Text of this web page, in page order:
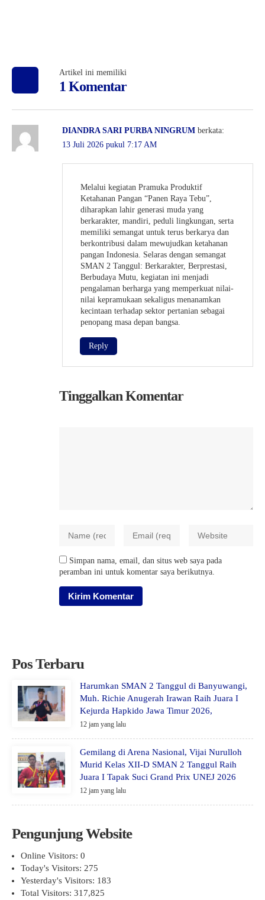
Artikel ini memiliki
1 Komentar
DIANDRA SARI PURBA NINGRUM berkata:
13 Juli 2026 pukul 7:17 AM
Melalui kegiatan Pramuka Produktif
Ketahanan Pangan “Panen Raya Tebu”,
diharapkan lahir generasi muda yang
berkarakter, mandiri, peduli lingkungan, serta
memiliki semangat untuk terus berkarya dan
berkontribusi dalam mewujudkan ketahanan
pangan Indonesia. Selaras dengan semangat
SMAN 2 Tanggul: Berkarakter, Berprestasi,
Berbudaya Mutu, kegiatan ini menjadi
pengalaman berharga yang memperkuat nilai-
nilai kepramukaan sekaligus menanamkan
kecintaan terhadap sektor pertanian sebagai
penopang masa depan bangsa.
Reply
Tinggalkan Komentar
Simpan nama, email, dan situs web saya pada
peramban ini untuk komentar saya berikutnya.
Pos Terbaru
Harumkan SMAN 2 Tanggul di Banyuwangi,
Muh. Richie Anugerah Irawan Raih Juara I
Kejurda Hapkido Jawa Timur 2026,
12 jam yang lalu
Gemilang di Arena Nasional, Vijai Nurulloh
Murid Kelas XII-D SMAN 2 Tanggul Raih
Juara I Tapak Suci Grand Prix UNEJ 2026
12 jam yang lalu
Pengunjung Website
Online Visitors: 0
Today's Visitors: 275
Yesterday's Visitors: 183
Total Visitors: 317,825